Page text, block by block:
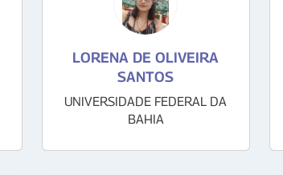
LORENA DE OLIVEIRA
SANTOS
UNIVERSIDADE FEDERAL DA
BAHIA